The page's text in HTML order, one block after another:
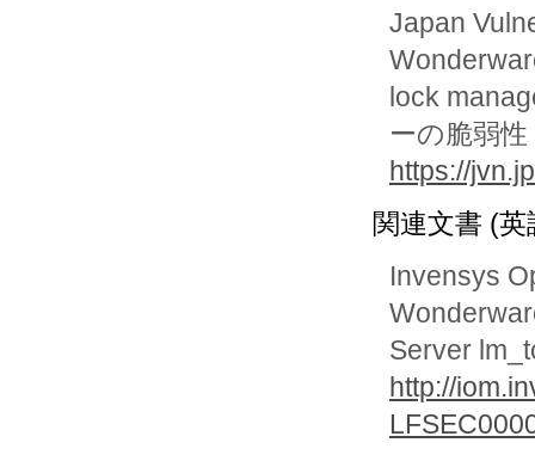
Japan
lock
ーの脆弱性
https://
関連文書 (英
Invensys
Server
http://